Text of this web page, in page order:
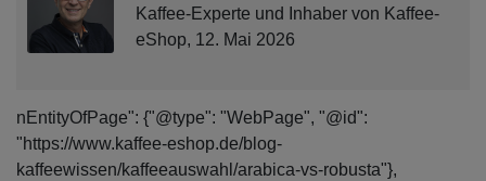
Kaffee-Experte und Inhaber von Kaffee-
eShop, 12. Mai 2026
nEntityOfPage": {"@type": "WebPage", "@id":
"https://www.kaffee-eshop.de/blog-
kaffeewissen/kaffeeauswahl/arabica-vs-robusta"},